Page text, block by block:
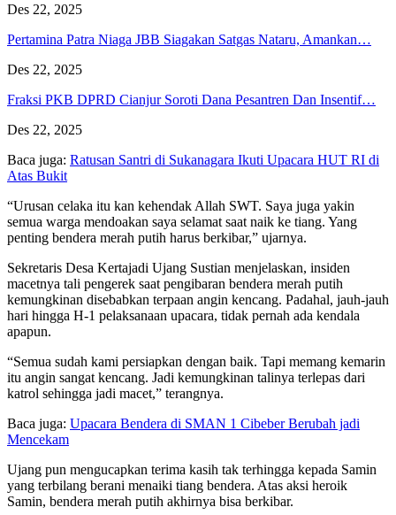
Des 22, 2025
Pertamina Patra Niaga JBB Siagakan Satgas Nataru, Amankan…
Des 22, 2025
Fraksi PKB DPRD Cianjur Soroti Dana Pesantren Dan Insentif…
Des 22, 2025
Baca juga: Ratusan Santri di Sukanagara Ikuti Upacara HUT RI di
Atas Bukit
“Urusan celaka itu kan kehendak Allah SWT. Saya juga yakin
semua warga mendoakan saya selamat saat naik ke tiang. Yang
penting bendera merah putih harus berkibar,” ujarnya.
Sekretaris Desa Kertajadi Ujang Sustian menjelaskan, insiden
macetnya tali pengerek saat pengibaran bendera merah putih
kemungkinan disebabkan terpaan angin kencang. Padahal, jauh-jauh
hari hingga H-1 pelaksanaan upacara, tidak pernah ada kendala
apapun.
“Semua sudah kami persiapkan dengan baik. Tapi memang kemarin
itu angin sangat kencang. Jadi kemungkinan talinya terlepas dari
katrol sehingga jadi macet,” terangnya.
Baca juga: Upacara Bendera di SMAN 1 Cibeber Berubah jadi
Mencekam
Ujang pun mengucapkan terima kasih tak terhingga kepada Samin
yang terbilang berani menaiki tiang bendera. Atas aksi heroik
Samin, bendera merah putih akhirnya bisa berkibar.